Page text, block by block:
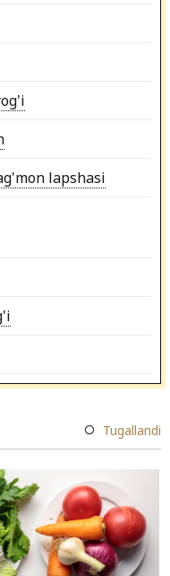
lapshasi
Tugallandi